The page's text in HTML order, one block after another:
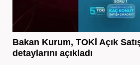
Bakan Kurum, TOKİ Açık
detaylarını açıkladı